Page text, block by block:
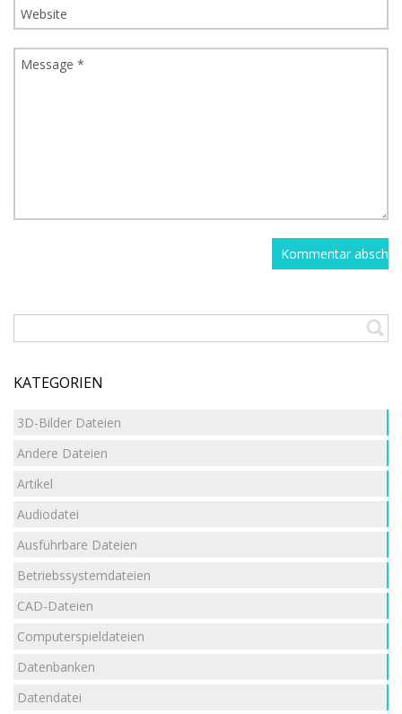
KATEGORIEN
3D-Bilder Dateien
Andere Dateien
Artikel
Audiodatei
Ausführbare Dateien
Betriebssystemdateien
CAD-Dateien
Computerspieldateien
Datenbanken
Datendatei